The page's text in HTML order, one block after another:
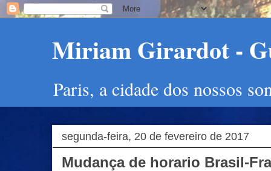
Miriam Girardot -
Paris, a cidade dos nossos
segunda-feira, 20 de fevereiro de 2017
Mudança de horario Brasil-